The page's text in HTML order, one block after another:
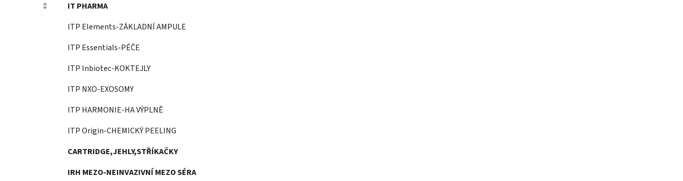
IT PHARMA
ITP Elements-ZÁKLADNÍ AMPULE
ITP Essentials-PÉČE
ITP Inbiotec-KOKTEJLY
ITP NXO-EXOSOMY
ITP HARMONIE-HA VÝPLNĚ
ITP Origin-CHEMICKÝ PEELING
CARTRIDGE,JEHLY,STŘÍKAČKY
IRH MEZO-NEINVAZIVNÍ MEZO SÉRA